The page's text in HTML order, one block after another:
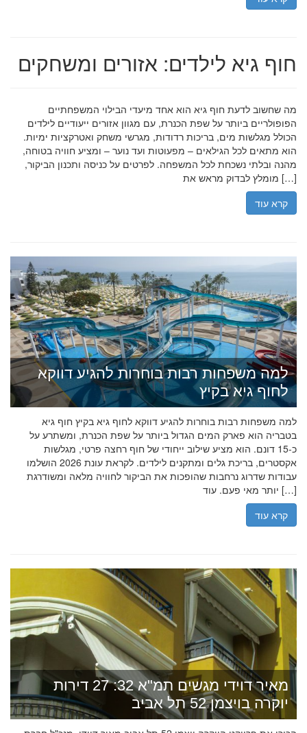
חוף גיא לילדים: אזורים ומשחקים
מה שחשוב לדעת חוף גיא הוא אחד מיעדי הבילוי המשפחתיים
הפופולריים ביותר על שפת הכנרת, עם מגוון אזורים ייעודיים לילדים
הכולל מגלשות מים, בריכות רדודות, מגרשי משחק ואטרקציות ימיות.
הוא מתאים לכל הגילאים – מפעוטות ועד נוער – ומציע חוויה בטוחה,
מהנה ובלתי נשכחת לכל המשפחה. לפרטים על כניסה ותכנון הביקור,
מומלץ לבדוק מראש את […]
קרא עוד
למה משפחות רבות בוחרות להגיע דווקא
לחוף גיא בקיץ
למה משפחות רבות בוחרות להגיע דווקא לחוף גיא בקיץ חוף גיא
בטבריה הוא פארק המים הגדול ביותר על שפת הכנרת, ומשתרע על
כ-15 דונם. הוא מציע שילוב ייחודי של חוף רחצה פרטי, מגלשות
אקסטרים, בריכת גלים ומתקנים לילדים. לקראת עונת 2026 הושלמו
עבודות שדרוג נרחבות שהופכות את הביקור לחוויה מלאה ומשודרגת
יותר מאי פעם. עוד […]
קרא עוד
מאיר דוידי מגשים תמ"א 32: 27 דירות
יוקרה בויצמן 52 תל אביב